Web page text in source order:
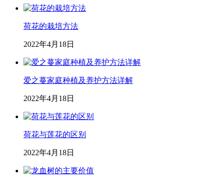
荷花的栽培方法
2022年4月18日
爱之蔓家庭种植及养护方法详解
2022年4月18日
荷花与莲花的区别
2022年4月18日